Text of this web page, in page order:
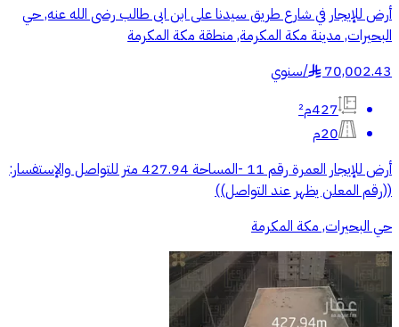
أرض للإيجار في شارع طريق سيدنا على ابن ابى طالب رضى الله عنه, حي
البحيرات, مدينة مكة المكرمة, منطقة مكة المكرمة
70,002.43
§
/سنوي
427م²
20م
أرض للإيجار العمرة رقم 11 -المساحة 427.94 متر للتواصل والإستفسار:
((رقم المعلن يظهر عند التواصل))
حي البحيرات, مكة المكرمة